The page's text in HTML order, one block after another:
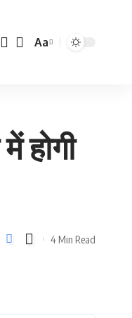
Font
Aa
होगी
4 Min Read